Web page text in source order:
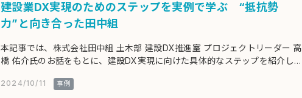
建設業DX実現のためのステップを実例で学ぶ “抵抗勢
力”と向き合った田中組
本記事では、株式会社田中組 土木部 建設DX推進室 プロジェクトリーダー 高
橋 佑介氏のお話をもとに、建設DX実現に向けた具体的なステップを紹介し
2024/10/11 事例